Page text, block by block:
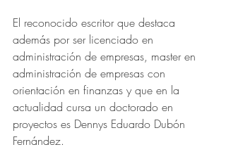
El reconocido escritor que destaca
además por ser licenciado en
administración de empresas, master en
administración de empresas con
orientación en finanzas y que en la
actualidad cursa un doctorado en
proyectos es Dennys Eduardo Dubón
Fernández.